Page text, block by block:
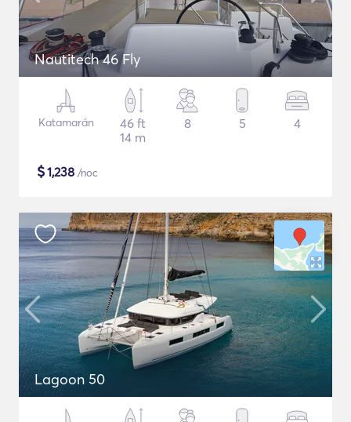
Nautitech 46 Fly
Katamarán
46 ft
14 m
8 5 4
$1,238 /noc
Lagoon 50